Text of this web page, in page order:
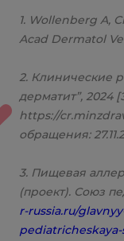
1. Wollenberg A,
Acad Dermatol
2. Клинические
дерматит”, 2024
https://
обращения:
3. Пищевая
(проект). Союз
r-russia.ru/